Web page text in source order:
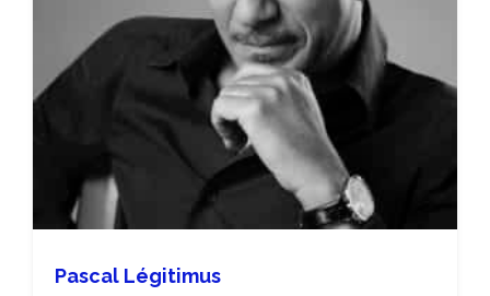
Pascal Légitimus